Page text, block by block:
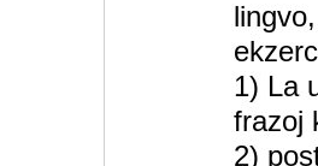
1) La
frazoj
2)